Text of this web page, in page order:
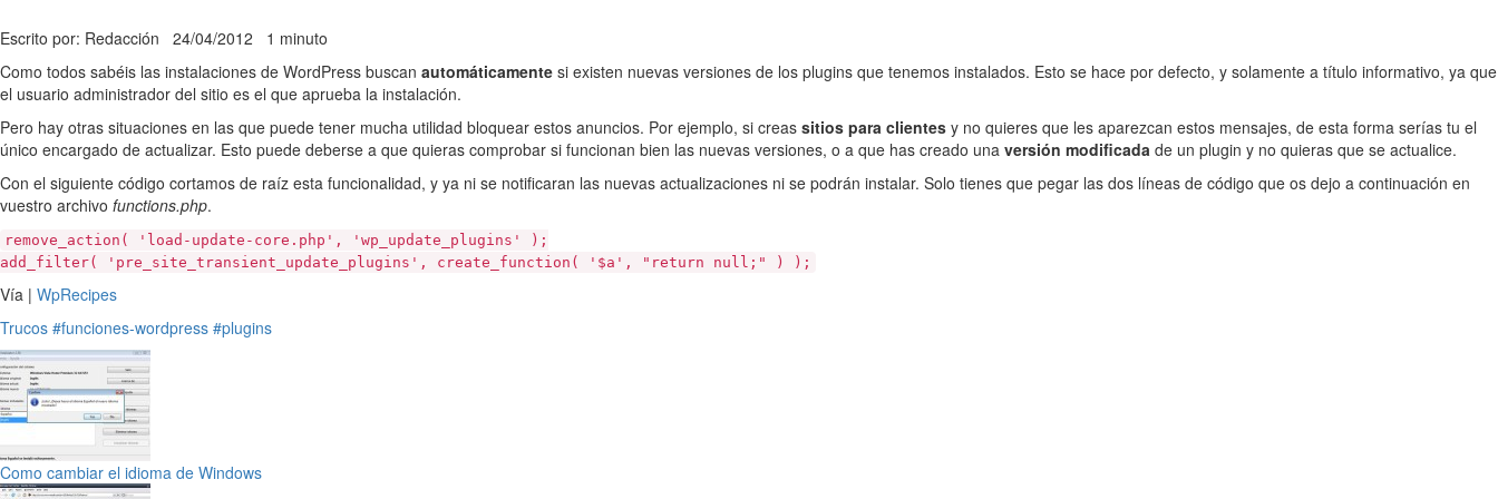
Escrito por: Redacción 24/04/2012 1 minuto
Como todos sabéis las instalaciones de WordPress buscan automáticamente si existen nuevas versiones de los plugins que tenemos instalados. Esto se hace por defecto, y solamente a título informativo, ya que
el usuario administrador del sitio es el que aprueba la instalación.
Pero hay otras situaciones en las que puede tener mucha utilidad bloquear estos anuncios. Por ejemplo, si creas sitios para clientes y no quieres que les aparezcan estos mensajes, de esta forma serías tu el
único encargado de actualizar. Esto puede deberse a que quieras comprobar si funcionan bien las nuevas versiones, o a que has creado una versión modificada de un plugin y no quieras que se actualice.
Con el siguiente código cortamos de raíz esta funcionalidad, y ya ni se notificaran las nuevas actualizaciones ni se podrán instalar. Solo tienes que pegar las dos líneas de código que os dejo a continuación en
vuestro archivo functions.php.
remove_action( 'load-update-core.php', 'wp_update_plugins' );
add_filter( 'pre_site_transient_update_plugins', create_function( '$a', "return null;" ) );
Vía | WpRecipes
Trucos #funciones-wordpress #plugins
Como cambiar el idioma de Windows